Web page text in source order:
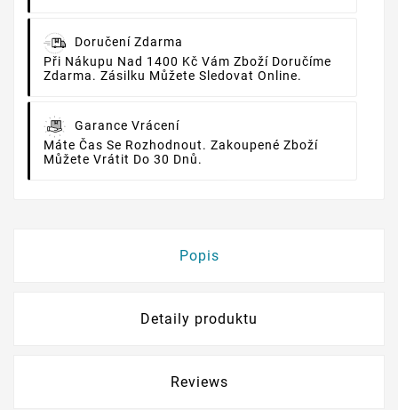
Doručení Zdarma
Při Nákupu Nad 1400 Kč Vám Zboží Doručíme
Zdarma. Zásilku Můžete Sledovat Online.
Garance Vrácení
Máte Čas Se Rozhodnout. Zakoupené Zboží
Můžete Vrátit Do 30 Dnů.
Popis
Detaily produktu
Reviews